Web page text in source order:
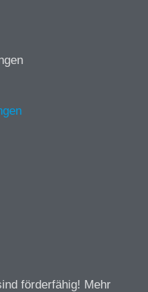
förderfähig! Mehr